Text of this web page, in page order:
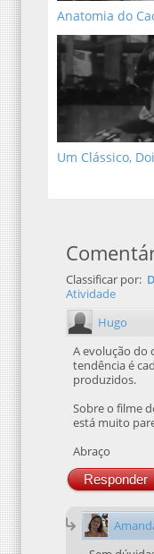
Anatomia do
Um Clássico,
Classificar por:
Atividade
Hugo
A evolução do
tendência é
produzidos.
Sobre o filme
está muito
Abraço
Responder